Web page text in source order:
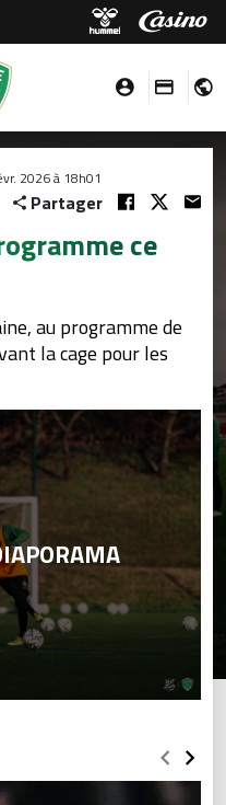
2026 à 18h01
Partager
ce
au programme de
la cage pour les